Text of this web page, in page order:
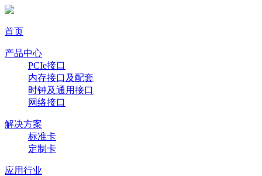
首页
产品中心
PCIe接口
内存接口及配套
时钟及通用接口
网络接口
解决方案
标准卡
定制卡
应用行业